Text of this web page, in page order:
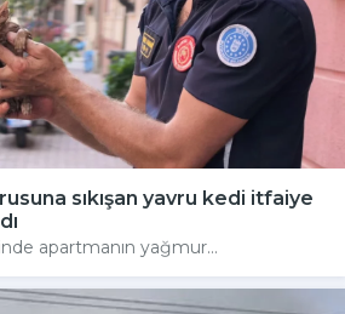
sıkışan yavru kedi itfaiye
apartmanın yağmur...